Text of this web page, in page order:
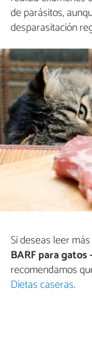
de parásitos,
desparasitación
Si deseas leer
BARF para
recomendamos
Dietas caseras.